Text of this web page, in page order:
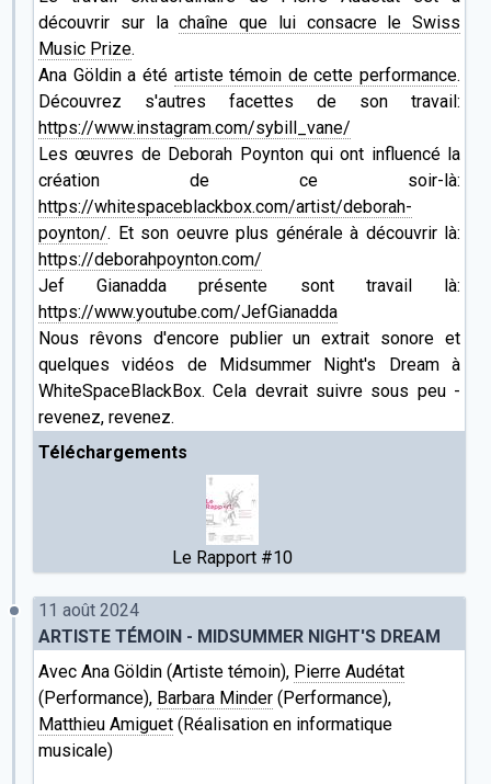
découvrir sur lachaîne que lui consacre le Swiss
Music Prize.
Ana Göldin a été artiste témoin de cette performance.
Découvrez s'autres facettes de son travail:
https://www.instagram.com/sybill_vane/
Les œuvres de Deborah Poynton qui ont influencé la
création de ce soir-là:
https://whitespaceblackbox.com/artist/deborah-
poynton/. Et son oeuvre plus générale à découvrir là:
https://deborahpoynton.com/
Jef Gianadda présente sont travail là:
https://www.youtube.com/JefGianadda
Nous rêvons d'encore publier un extrait sonore et
quelques vidéos de Midsummer Night's Dream à
WhiteSpaceBlackBox. Cela devrait suivre sous peu -
revenez, revenez.
Téléchargements
Le Rapport #10
11 août 2024
ARTISTE TÉMOIN - MIDSUMMER NIGHT'S DREAM
Avec Ana Göldin (Artiste témoin), Pierre Audétat
(Performance), Barbara Minder (Performance),
Matthieu Amiguet (Réalisation en informatique
musicale)